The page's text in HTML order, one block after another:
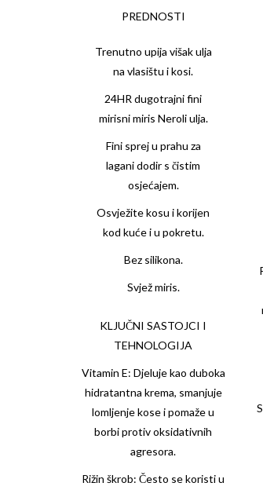
PREDNOSTI
Trenutno upija višak ulja
na vlasištu i kosi.
24HR dugotrajni fini
mirisni miris Neroli ulja.
Fini sprej u prahu za
lagani dodir s čistim
osjećajem.
Osvježite kosu i korijen
kod kuće i u pokretu.
Bez silikona.
Svjež miris.
KLJUČNI SASTOJCI I
TEHNOLOGIJA
Vitamin E: Djeluje kao duboka
hidratantna krema, smanjuje
lomljenje kose i pomaže u
borbi protiv oksidativnih
agresora.
Rižin škrob: Često se koristi u